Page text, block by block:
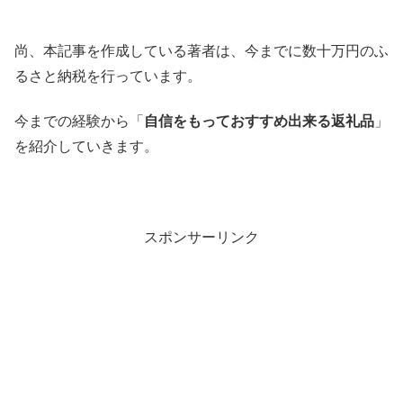
尚、本記事を作成している著者は、今までに数十万円のふ
るさと納税を行っています。
今までの経験から「 自信をもっておすすめ出来る返礼品 」
を紹介していきます。
スポンサーリンク